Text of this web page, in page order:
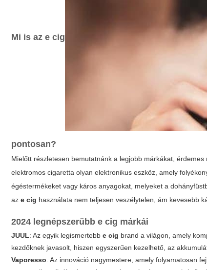
Mi is aze cig
pontosan?
Mielőtt részletesen bemutatnánk a legjobb márkákat,
elektromos cigaretta olyan elektronikus eszköz, amely
égéstermékeket vagy káros anyagokat, melyeket a
aze cig használata nem teljesen veszélytelen, ám kevesebb
2024 legnépszerűbbe cig márkái
JUUL: Az egyik legismertebbe cig brand a világon, amely
kezdőknek javasolt, hiszen egyszerűen kezelhető, az
Vaporesso: Az innováció nagymestere, amely folyamatosan